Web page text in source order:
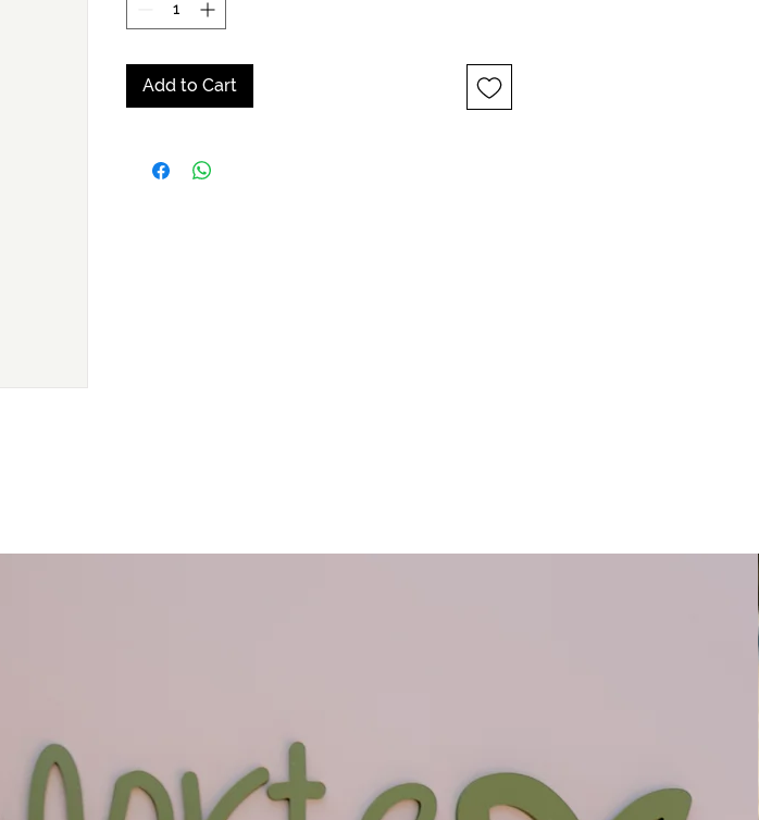
Add to Cart